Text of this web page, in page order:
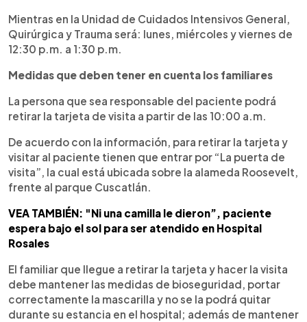
Mientras en la Unidad de Cuidados Intensivos General,
Quirúrgica y Trauma será: lunes, miércoles y viernes de
12:30 p.m. a 1:30 p.m.
Medidas que deben tener en cuenta los familiares
La persona que sea responsable del paciente podrá
retirar la tarjeta de visita a partir de las 10:00 a.m.
De acuerdo con la información, para retirar la tarjeta y
visitar al paciente tienen que entrar por “La puerta de
visita”, la cual está ubicada sobre la alameda Roosevelt,
frente al parque Cuscatlán.
VEA TAMBIÉN: "Ni una camilla le dieron”, paciente
espera bajo el sol para ser atendido en Hospital
Rosales
El familiar que llegue a retirar la tarjeta y hacer la visita
debe mantener las medidas de bioseguridad, portar
correctamente la mascarilla y no se la podrá quitar
durante su estancia en el hospital; además de mantener